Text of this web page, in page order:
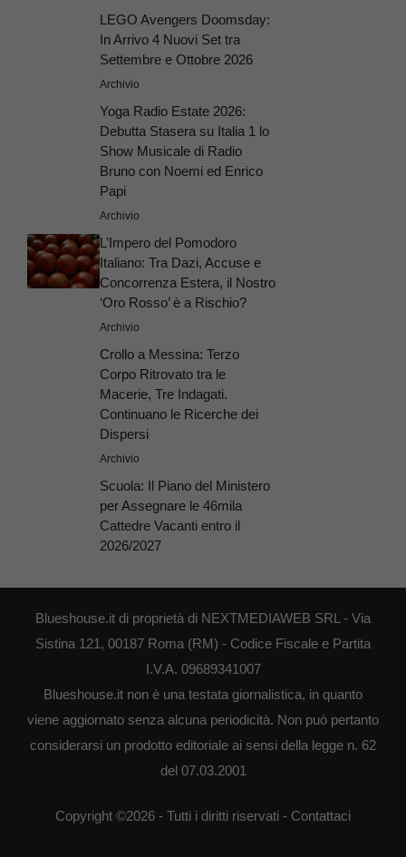
LEGO Avengers Doomsday:
In Arrivo 4 Nuovi Set tra
Settembre e Ottobre 2026
Archivio
Yoga Radio Estate 2026:
Debutta Stasera su Italia 1 lo
Show Musicale di Radio
Bruno con Noemi ed Enrico
Papi
Archivio
L’Impero del Pomodoro
Italiano: Tra Dazi, Accuse e
Concorrenza Estera, il Nostro
‘Oro Rosso’ è a Rischio?
Archivio
Crollo a Messina: Terzo
Corpo Ritrovato tra le
Macerie, Tre Indagati.
Continuano le Ricerche dei
Dispersi
Archivio
Scuola: Il Piano del Ministero
per Assegnare le 46mila
Cattedre Vacanti entro il
2026/2027
Blueshouse.it di proprietà di NEXTMEDIAWEB SRL - Via
Sistina 121, 00187 Roma (RM) - Codice Fiscale e Partita
I.V.A. 09689341007
Blueshouse.it non è una testata giornalistica, in quanto
viene aggiornato senza alcuna periodicità. Non può pertanto
considerarsi un prodotto editoriale ai sensi della legge n. 62
del 07.03.2001
Copyright ©2026 - Tutti i diritti riservati - Contattaci